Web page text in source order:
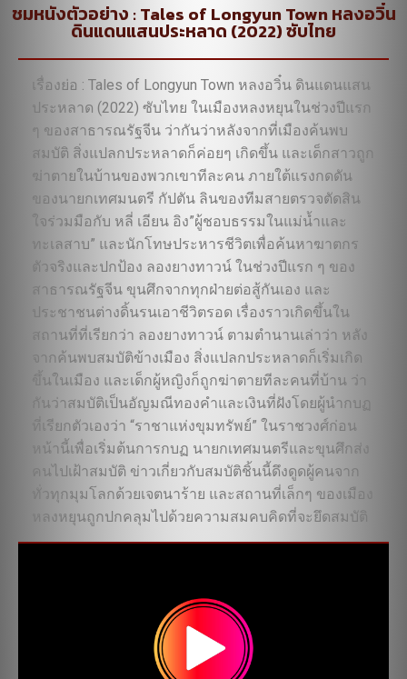
ชมหนังตัวอย่าง : Tales of Longyun Town หลงอวิ๋น
ดินแดนแสนประหลาด (2022) ซับไทย
เรื่องย่อ : Tales of Longyun Town หลงอวิ๋น ดินแดนแสน
ประหลาด (2022) ซับไทย ในเมืองหลงหยุนในช่วงปีแรก
ๆ ของสาธารณรัฐจีน ว่ากันว่าหลังจากที่เมืองค้นพบ
สมบัติ สิ่งแปลกประหลาดก็ค่อยๆ เกิดขึ้น และเด็กสาวถูก
ฆ่าตายในบ้านของพวกเขาทีละคน ภายใต้แรงกดดัน
ของนายกเทศมนตรี กัปตัน ลินของทีมสายตรวจตัดสิน
ใจร่วมมือกับ หลี่ เอียน อิง”ผู้ชอบธรรมในแม่น้ำและ
ทะเลสาบ” และนักโทษประหารชีวิตเพื่อค้นหาฆาตกร
ตัวจริงและปกป้อง ลองยางทาวน์ ในช่วงปีแรก ๆ ของ
สาธารณรัฐจีน ขุนศึกจากทุกฝ่ายต่อสู้กันเอง และ
ประชาชนต่างดิ้นรนเอาชีวิตรอด เรื่องราวเกิดขึ้นใน
สถานที่ที่เรียกว่า ลองยางทาวน์ ตามตำนานเล่าว่า หลัง
จากค้นพบสมบัติข้างเมือง สิ่งแปลกประหลาดก็เริ่มเกิด
ขึ้นในเมือง และเด็กผู้หญิงก็ถูกฆ่าตายทีละคนที่บ้าน ว่า
กันว่าสมบัติเป็นอัญมณีทองคำและเงินที่ฝังโดยผู้นำกบฏ
ที่เรียกตัวเองว่า “ราชาแห่งขุมทรัพย์” ในราชวงศ์ก่อน
หน้านี้เพื่อเริ่มต้นการกบฏ นายกเทศมนตรีและขุนศึกส่ง
คนไปเฝ้าสมบัติ ข่าวเกี่ยวกับสมบัติชิ้นนี้ดึงดูดผู้คนจาก
ทั่วทุกมุมโลกด้วยเจตนาร้าย และสถานที่เล็กๆ ของเมือง
หลงหยุนถูกปกคลุมไปด้วยความสมคบคิดที่จะยึดสมบัติ